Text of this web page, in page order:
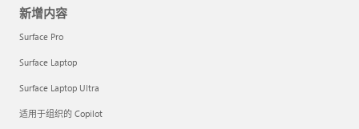
新增内容
Surface Pro
Surface Laptop
Surface Laptop Ultra
适用于组织的 Copilot